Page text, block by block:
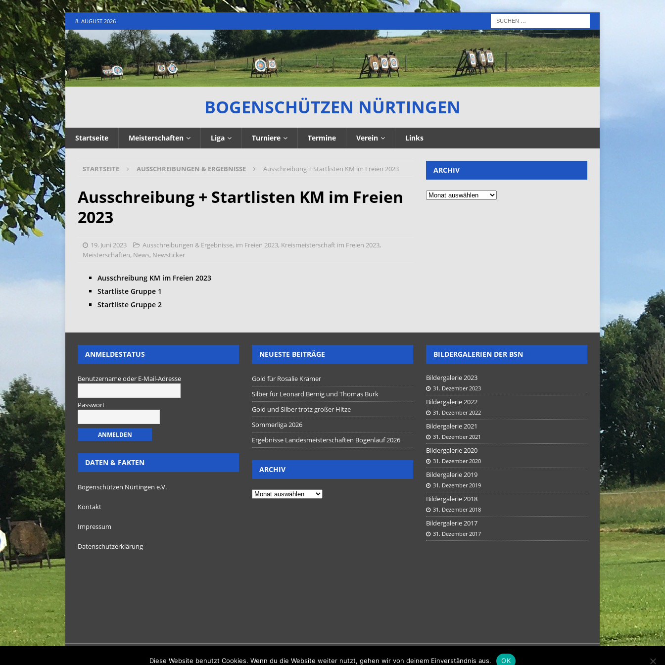
8. AUGUST 2026
BOGENSCHÜTZEN NÜRTINGEN
Startseite Meisterschaften Liga Turniere Termine Verein Links
STARTSEITE AUSSCHREIBUNGEN & ERGEBNISSE Ausschreibung + Startlisten KM im Freien 2023
Ausschreibung + Startlisten KM im Freien
2023
19. Juni 2023 Ausschreibungen & Ergebnisse, im Freien 2023, Kreismeisterschaft im Freien 2023,
Meisterschaften, News, Newsticker
Ausschreibung KM im Freien 2023
Startliste Gruppe 1
Startliste Gruppe 2
ARCHIV
ANMELDESTATUS
Benutzername oder E-Mail-Adresse
Passwort
DATEN & FAKTEN
Bogenschützen Nürtingen e.V.
Kontakt
Impressum
Datenschutzerklärung
NEUESTE BEITRÄGE
Gold für Rosalie Krämer
Silber für Leonard Bernig und Thomas Burk
Gold und Silber trotz großer Hitze
Sommerliga 2026
Ergebnisse Landesmeisterschaften Bogenlauf 2026
ARCHIV
BILDERGALERIEN DER BSN
Bildergalerie 2023
31. Dezember 2023
Bildergalerie 2022
31. Dezember 2022
Bildergalerie 2021
31. Dezember 2021
Bildergalerie 2020
31. Dezember 2020
Bildergalerie 2019
31. Dezember 2019
Bildergalerie 2018
31. Dezember 2018
Bildergalerie 2017
31. Dezember 2017
Diese Website benutzt Cookies. Wenn du die Website weiter nutzt, gehen wir von deinem Einverständnis aus. OK